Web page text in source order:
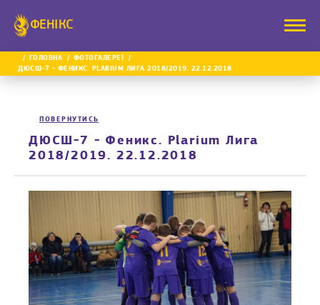
ФЕНІКС
ГОЛОВНА
ФОТОГАЛЕРЕЇ
ДЮСШ-7 - ФЕНИКС. PLARIUM ЛИГА 2018/2019. 22.12.2018
ПОВЕРНУТИСЬ
ДЮСШ-7 - Феникс. Plarium Лига
2018/2019. 22.12.2018